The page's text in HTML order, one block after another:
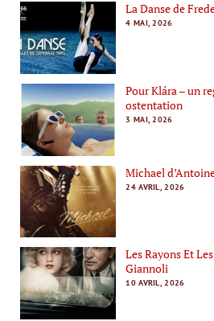
La Danse de
4 MAI, 2026
Pour Klára – un
ostentation
3 MAI, 2026
Michael
24 AVRIL, 2026
Les Rayons Et
Giannoli
10 AVRIL, 2026